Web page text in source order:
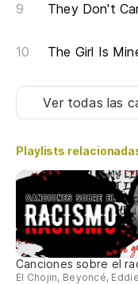
They Don't
The Girl Is
Ver todas las
Playlists
Canciones sobre el
El Chojin, Beyoncé,